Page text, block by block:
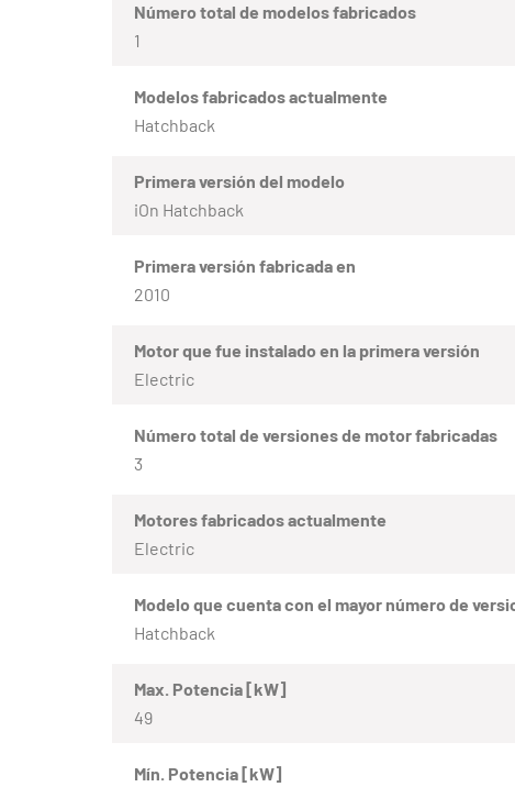
Número total de modelos fabricados
1
Modelos fabricados actualmente
Hatchback
Primera versión del modelo
iOn Hatchback
Primera versión fabricada en
2010
Motor que fue instalado en la primera versión
Electric
Número total de versiones de motor fabricadas
3
Motores fabricados actualmente
Electric
Modelo que cuenta con el mayor número de
Hatchback
Max. Potencia [kW]
49
Mín. Potencia [kW]